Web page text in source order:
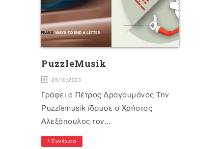
PuzzleMusik
25/10/2023
Γράφει ο Πέτρος Δραγουμάνος Την
Puzzlemusik ίδρυσε ο Χρήστος
Αλεξόπουλος τον...
Συνέχεια